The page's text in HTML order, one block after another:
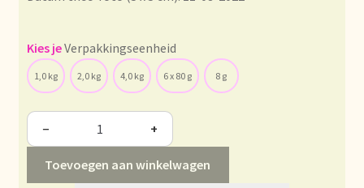
Devoluciones y garantía
Envío y entrega
Expédition et livraison
Verpakkingseenheid
1,0 kg 2,0 kg 4,0 kg 6 x 80 g 8 g
− +
Toevoegen aan winkelwagen